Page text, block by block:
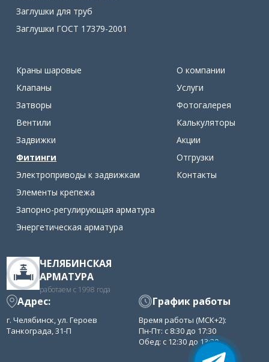
Заглушки для труб
Заглушки ГОСТ 17379-2001
Краны шаровые
Клапаны
Затворы
Вентили
Задвижки
Фитинги
Электроприводы к задвижкам
Элементы крепежа
Запорно-регулирующая арматура
Энергетическая арматура
О компании
Услуги
Фотогалерея
Калькуляторы
Акции
Отгрузки
Контакты
ЧЕЛЯБИНСКАЯ
АРМАТУРА
работаем с 1998 года
Адрес:
г. Челябинск, ул. Героев
Танкограда, 31-П
График работы
Время работы (МСК+2):
Пн-Пт: с 8:30 до 17:30
Обед: с 12:30 до 13:30